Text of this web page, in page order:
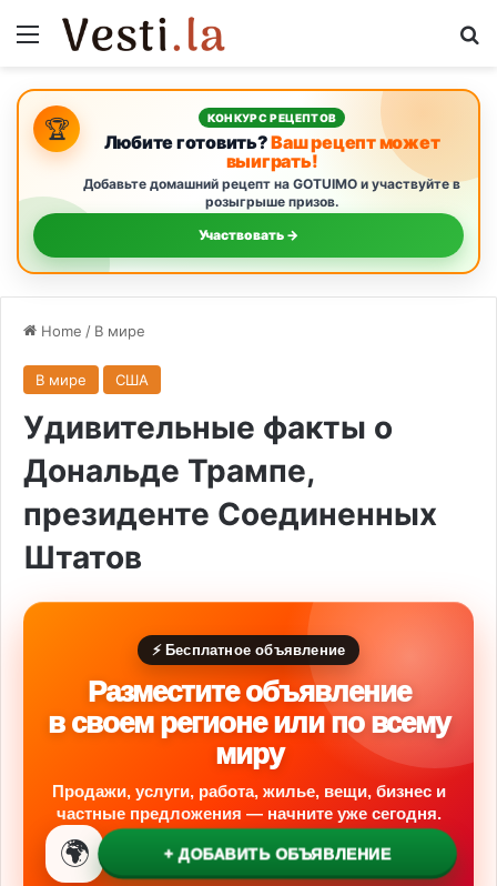
Menu
🏆 КОНКУРС РЕЦЕПТОВ
Любите готовить?Ваш рецепт может
выиграть!
Добавьте домашний рецепт на GOTUIMO и участвуйте в
розыгрыше призов.
Участвовать →
Home / В мире
В мире США
Удивительные факты о
Дональде Трампе,
президенте Соединенных
Штатов
⚡ Бесплатное объявление
Разместите объявление
в своем регионе или по всему
миру
Продажи, услуги, работа, жилье, вещи, бизнес и
частные предложения — начните уже сегодня.
🌍 + ДОБАВИТЬ ОБЪЯВЛЕНИЕ